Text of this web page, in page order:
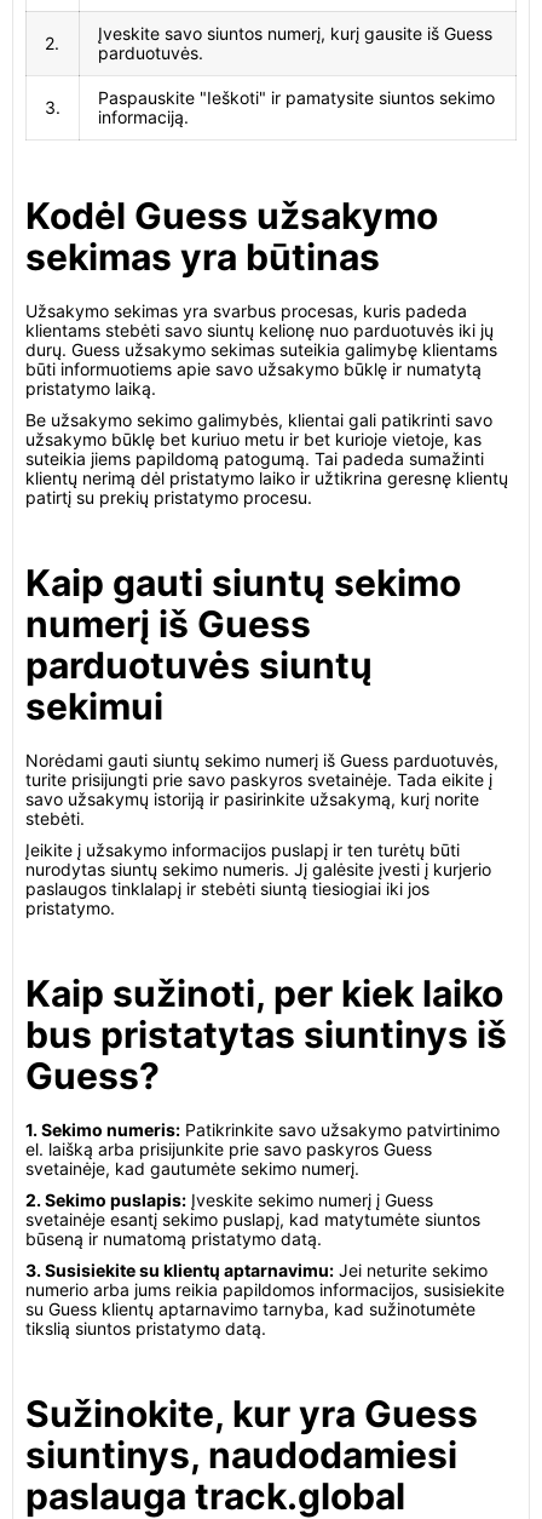
2.
Įveskite savo siuntos numerį, kurį gausite iš Guess
parduotuvės.
3.
Paspauskite "Ieškoti" ir pamatysite siuntos sekimo
informaciją.
Kodėl Guess užsakymo
sekimas yra būtinas
Užsakymo sekimas yra svarbus procesas, kuris padeda
klientams stebėti savo siuntų kelionę nuo parduotuvės iki jų
durų. Guess užsakymo sekimas suteikia galimybę klientams
būti informuotiems apie savo užsakymo būklę ir numatytą
pristatymo laiką.
Be užsakymo sekimo galimybės, klientai gali patikrinti savo
užsakymo būklę bet kuriuo metu ir bet kurioje vietoje, kas
suteikia jiems papildomą patogumą. Tai padeda sumažinti
klientų nerimą dėl pristatymo laiko ir užtikrina geresnę klientų
patirtį su prekių pristatymo procesu.
Kaip gauti siuntų sekimo
numerį iš Guess
parduotuvės siuntų
sekimui
Norėdami gauti siuntų sekimo numerį iš Guess parduotuvės,
turite prisijungti prie savo paskyros svetainėje. Tada eikite į
savo užsakymų istoriją ir pasirinkite užsakymą, kurį norite
stebėti.
Įeikite į užsakymo informacijos puslapį ir ten turėtų būti
nurodytas siuntų sekimo numeris. Jį galėsite įvesti į kurjerio
paslaugos tinklalapį ir stebėti siuntą tiesiogiai iki jos
pristatymo.
Kaip sužinoti, per kiek laiko
bus pristatytas siuntinys iš
Guess?
1. Sekimo numeris: Patikrinkite savo užsakymo patvirtinimo
el. laišką arba prisijunkite prie savo paskyros Guess
svetainėje, kad gautumėte sekimo numerį.
2. Sekimo puslapis: Įveskite sekimo numerį į Guess
svetainėje esantį sekimo puslapį, kad matytumėte siuntos
būseną ir numatomą pristatymo datą.
3. Susisiekite su klientų aptarnavimu: Jei neturite sekimo
numerio arba jums reikia papildomos informacijos, susisiekite
su Guess klientų aptarnavimo tarnyba, kad sužinotumėte
tikslią siuntos pristatymo datą.
Sužinokite, kur yra Guess
siuntinys, naudodamiesi
paslauga track.global